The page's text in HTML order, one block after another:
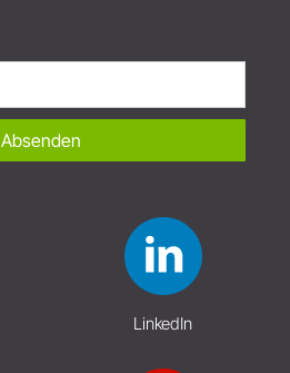
Absenden
LinkedIn